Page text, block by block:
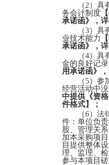
茂名市电白区二运运输有限公司城市公交客车
茂名市人民医院被服洗涤服务项目
（2）具
务会计制度 【
承诺函》，
（3）具
业技术能力
【
承诺函》，
（4）具
金的良好记录
用承诺函》
（5）参
经营活动中
中提供《资
件格式】
；
（6）法
件：单位负
股、管理关
加本采购项
目提供整体
理、监理、
参与本项目